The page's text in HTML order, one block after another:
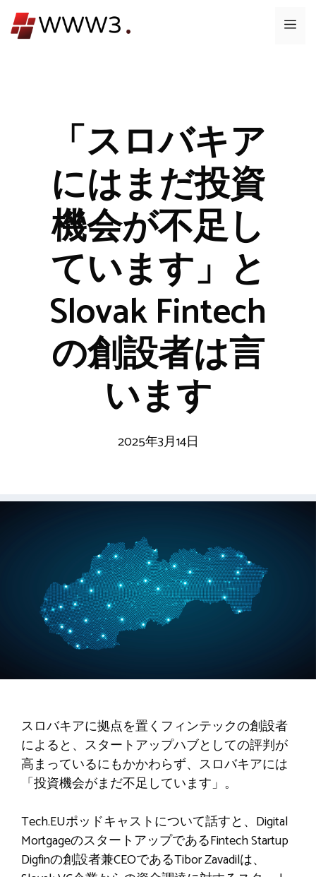
ン
メ
「スロバキア
にはまだ投資
機会が不足し
ています」と
Slovak Fintech
の創設者は言
います
2025年3月14日
スロバキアに拠点を置くフィンテックの創設者
によると、スタートアップハブとしての評判が
高まっているにもかかわらず、スロバキアには
「投資機会がまだ不足しています」。
Tech.EUポッドキャストについて話すと、Digital
MortgageのスタートアップであるFintech Startup
Digfinの創設者兼CEOであるTibor Zavadilは、